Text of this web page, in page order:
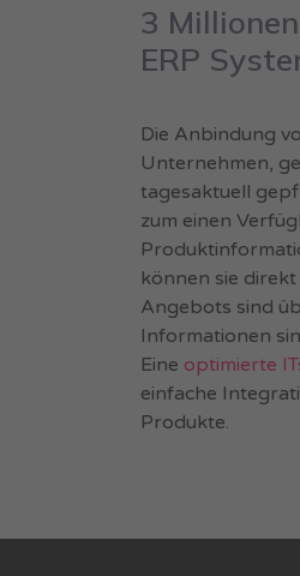
3
ERP
Die Anbindung
Unternehmen,
tagesaktuell
zum einen
können sie
Angebots sind
Informationen
Eine optimierte
einfache
Produkte.